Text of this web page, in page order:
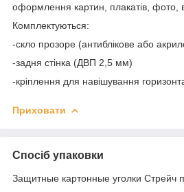
оформлення картин, плакатів, фото,
Комплектуються:
-скло прозоре (антиблікове або
-задня стінка (ДВП 2,5 мм)
-кріплення для навішування
Приховати
Спосіб упаковки
Защитные картонные уголки Стрейч